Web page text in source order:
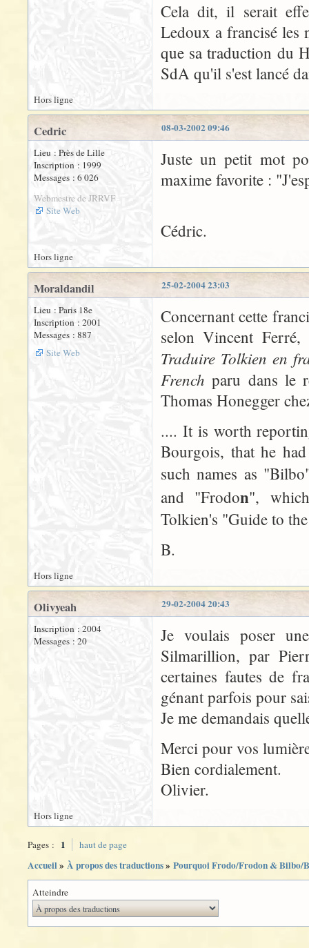
Cela dit, il serait
Ledoux a francisé les
que sa traduction du
SdA qu'il s'est lancé
Hors ligne
08-03-2002 09:46
Cedric
Lieu : Près de Lille
Inscription : 1999
Messages : 6 026
Webmestre de JRRVF
Site Web
Juste un petit mot
maxime favorite :
Cédric.
Hors ligne
25-02-2004 23:03
Moraldandil
Lieu : Paris 18e
Inscription : 2001
Messages : 887
Site Web
Concernant cette
selon Vincent
Traduire Tolkien en
French paru dans le
Thomas Honegger
.... It is worth
Bourgois, that he
such names as
and "Frodon",
Tolkien's "Guide to
B.
Hors ligne
29-02-2004 20:43
Olivyeah
Inscription : 2004
Messages : 20
Je voulais poser
Silmarillion, par
certaines fautes de
génant parfois pour
Je me demandais
Merci pour vos
Bien cordialement.
Olivier.
Hors ligne
Pages : 1 haut de page
Accueil» À propos des traductions» Pourquoi Frodo/Frodon & Bilbo/
Atteindre